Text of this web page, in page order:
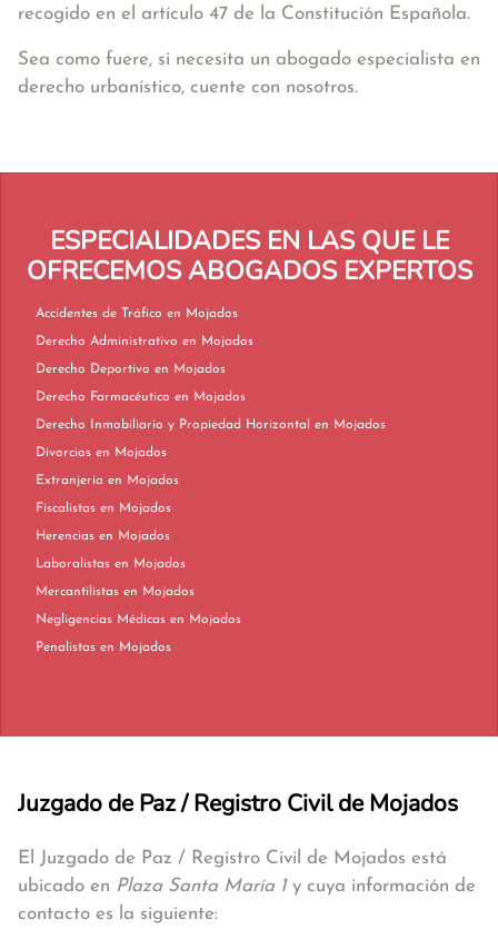
recogido en el artículo 47 de la Constitución Española.
Sea como fuere, si necesita un abogado especialista en
derecho urbanístico, cuente con nosotros.
ESPECIALIDADES EN LAS QUE LE
OFRECEMOS ABOGADOS EXPERTOS
Accidentes de Tráfico en Mojados
Derecho Administrativo en Mojados
Derecho Deportivo en Mojados
Derecho Farmacéutico en Mojados
Derecho Inmobiliario y Propiedad Horizontal en Mojados
Divorcios en Mojados
Extranjería en Mojados
Fiscalistas en Mojados
Herencias en Mojados
Laboralistas en Mojados
Mercantilistas en Mojados
Negligencias Médicas en Mojados
Penalistas en Mojados
Juzgado de Paz / Registro Civil de Mojados
El Juzgado de Paz / Registro Civil de Mojados está
ubicado en Plaza Santa María 1y cuya información de
contacto es la siguiente: